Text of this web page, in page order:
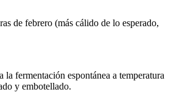
de febrero (más cálido de lo esperado,
fermentación espontánea a temperatura
y embotellado.